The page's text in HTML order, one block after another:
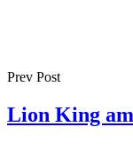
Prev Post
Lion King